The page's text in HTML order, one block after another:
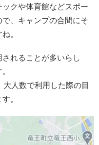
クや体育館などスポー
、キャンプの合間にそ
。
れることが多いらし
人数で利用した際の目
。